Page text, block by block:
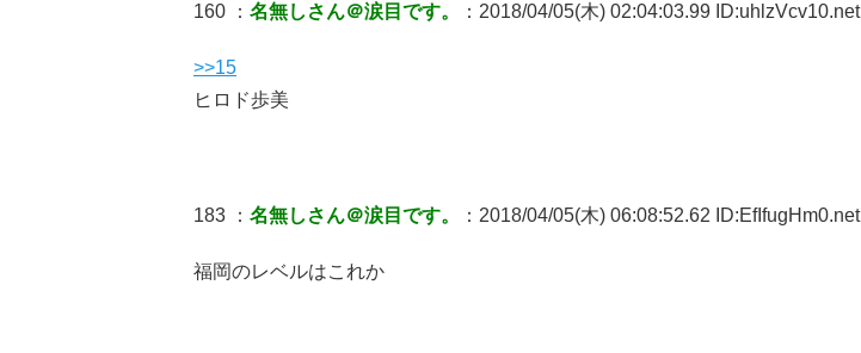
160 ： 名無しさん＠涙目です。 ：2018/04/05(木) 02:04:03.99 ID:uhlzVcv10.net
>>15
ヒロド歩美
183 ： 名無しさん＠涙目です。 ：2018/04/05(木) 06:08:52.62 ID:EfIfugHm0.net
福岡のレベルはこれか